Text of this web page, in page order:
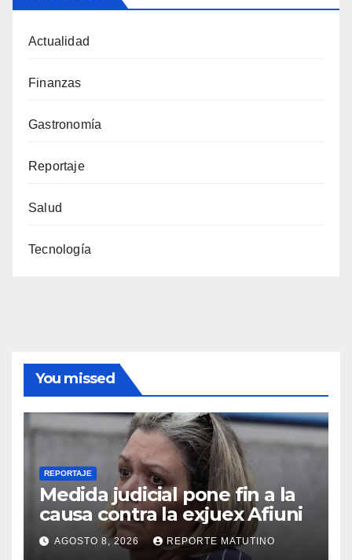
Actualidad
Finanzas
Gastronomía
Reportaje
Salud
Tecnología
You missed
REPORTAJE
Medida judicial pone fin a la
causa contra la exjuex Afiuni
AGOSTO 8, 2026 REPORTE MATUTINO